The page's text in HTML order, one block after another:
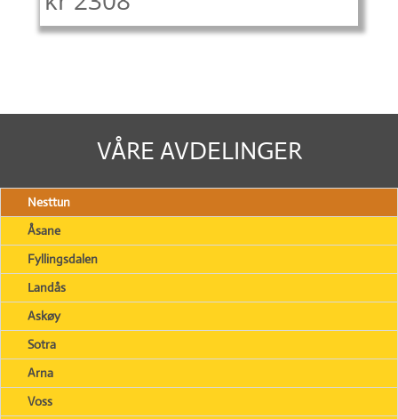
VÅRE AVDELINGER
Nesttun
Åsane
Fyllingsdalen
Landås
Askøy
Sotra
Arna
Voss